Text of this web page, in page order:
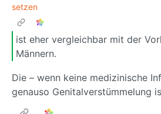
setzen
ist eher vergleichbar mit der
Männern.
Die – wenn keine medizinische
genauso Genitalverstümmelung